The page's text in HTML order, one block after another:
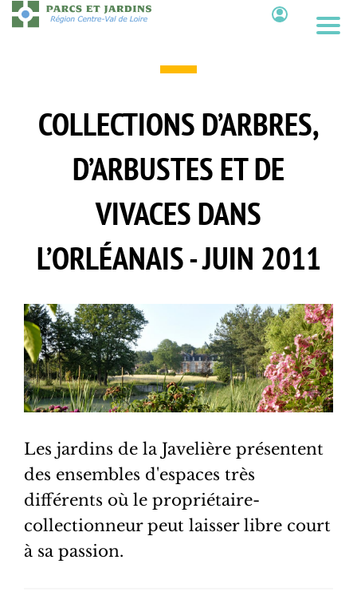
Aller
au
COLLECTIONS D’ARBRES,
D’ARBUSTES ET DE
VIVACES DANS
L’ORLÉANAIS - JUIN 2011
Les jardins de la Javelière présentent
des ensembles d'espaces très
différents où le propriétaire-
collectionneur peut laisser libre court
à sa passion.